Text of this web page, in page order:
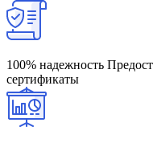
100% надежность
сертификаты